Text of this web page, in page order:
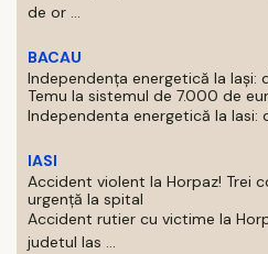
de or ...
BACAU
Independența energetică la Iași:
Temu la sistemul de 7.000 de
Independenta energetică la Iasi:
IASI
Accident violent la Horpaz! Trei
urgență la spital
Accident rutier cu victime la
judetul Ias ...